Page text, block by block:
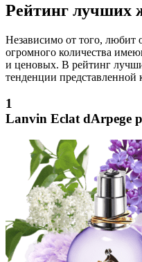
Рейтинг лучших
Независимо от того, любит
огромного количества
и ценовых. В рейтинг
тенденции представленной
1
Lanvin Eclat dArpege